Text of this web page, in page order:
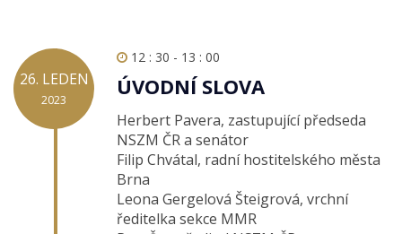
26. LEDEN
2023
12 : 30 - 13 : 00
ÚVODNÍ SLOVA
Herbert Pavera, zastupující předseda
NSZM ČR a senátor
Filip Chvátal, radní hostitelského města
Brna
Leona Gergelová Šteigrová, vrchní
ředitelka sekce MMR